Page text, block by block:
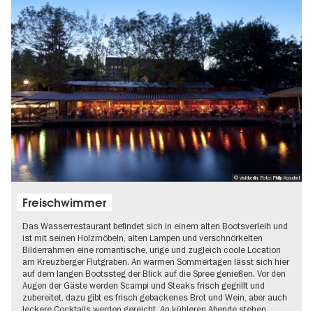
© visitberlin, Foto: Philip Koschel
Freischwimmer
Das Wasserrestaurant befindet sich in einem alten Bootsverleih und
ist mit seinen Holzmöbeln, alten Lampen und verschnörkelten
Bilderrahmen eine romantische, urige und zugleich coole Location
am Kreuzberger Flutgraben. An warmen Sommertagen lässt sich hier
auf dem langen Bootssteg der Blick auf die Spree genießen. Vor den
Augen der Gäste werden Scampi und Steaks frisch gegrillt und
zubereitet, dazu gibt es frisch gebackenes Brot und Wein, aber auch